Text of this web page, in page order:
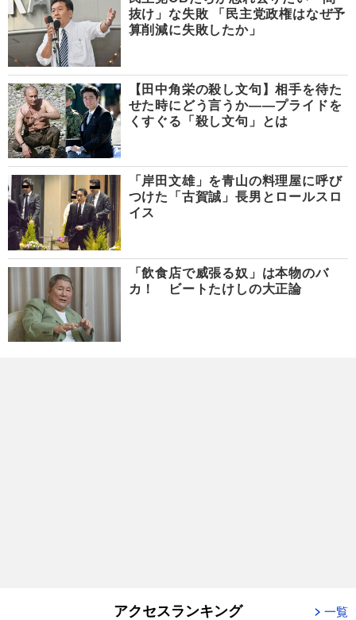
抜け」な失敗 「民主党政権はなぜ予
算削減に失敗したか」
【田中角栄の殺し文句】相手を待た
せた時にどう言うか――プライドを
くすぐる「殺し文句」とは
「岸田文雄」を青山の料理屋に呼び
つけた「古賀誠」長男とロールスロ
イス
「飲食店で威張る奴」は本物のバ
カ！ ビートたけしの大正論
アクセスランキング 一覧